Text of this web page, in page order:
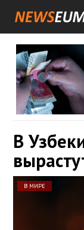
В
В МИРЕ